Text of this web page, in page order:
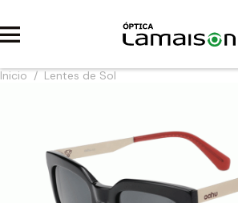
Inicio / Lentes de Sol